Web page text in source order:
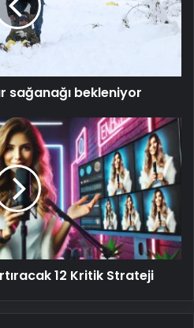
sağanağı bekleniyor
12 Kritik Strateji